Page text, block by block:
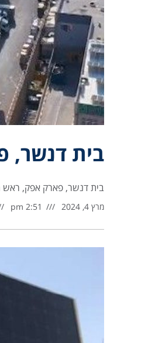
בית דנשר,
בית דנשר, פארק אפק, ראש העין הבניין בניין בשטח
מרץ 4, 2024 2:51 pm